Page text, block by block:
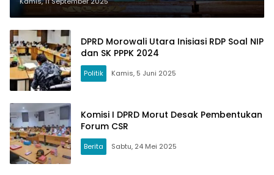
DPRD Morowali Utara Inisiasi RDP Soal NIP
dan SK PPPK 2024
Politik Kamis, 5 Juni 2025
Komisi I DPRD Morut Desak Pembentukan
Forum CSR
Berita Sabtu, 24 Mei 2025